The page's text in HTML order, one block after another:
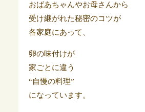
おばあちゃんやお母さんから
受け継がれた秘密のコツが
各家庭にあって、
卵の味付けが
家ごとに違う
“自慢の料理”
になっています。